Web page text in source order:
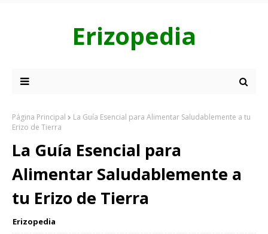
Erizopedia
Página Principal
La Guía Esencial para Alimentar Saludablemente a tu
Erizo de Tierra
La Guía Esencial para
Alimentar Saludablemente a
tu Erizo de Tierra
Erizopedia